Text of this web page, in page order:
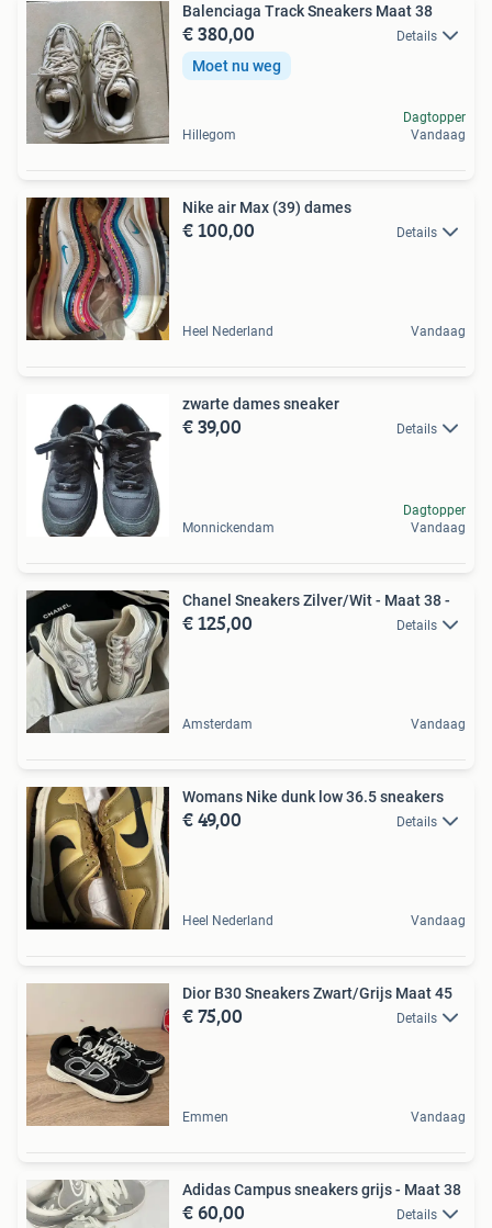
Balenciaga Track Sneakers Maat 38
€ 380,00 Details
Moet nu weg
Hillegom
Dagtopper
Vandaag
Nike air Max (39) dames
€ 100,00 Details
Heel Nederland Vandaag
zwarte dames sneaker
€ 39,00 Details
Monnickendam
Dagtopper
Vandaag
Chanel Sneakers Zilver/Wit - Maat 38 -
€ 125,00 Details
Amsterdam Vandaag
Womans Nike dunk low 36.5 sneakers
€ 49,00 Details
Heel Nederland Vandaag
Dior B30 Sneakers Zwart/Grijs Maat 45
€ 75,00 Details
Emmen Vandaag
Adidas Campus sneakers grijs - Maat 38
€ 60,00 Details